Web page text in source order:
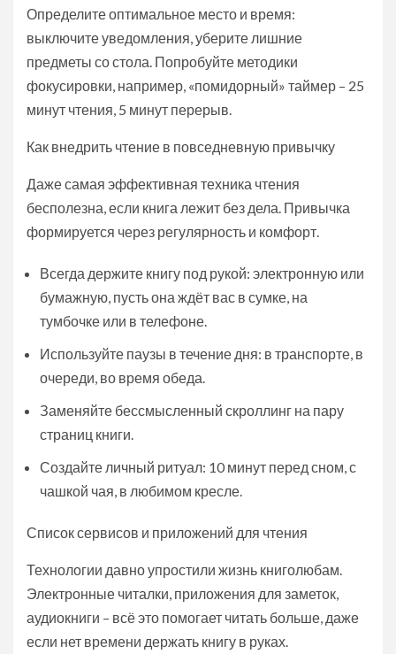
Определите оптимальное место и время:
выключите уведомления, уберите лишние
предметы со стола. Попробуйте методики
фокусировки, например, «помидорный» таймер – 25
минут чтения, 5 минут перерыв.
Как внедрить чтение в повседневную привычку
Даже самая эффективная техника чтения
бесполезна, если книга лежит без дела. Привычка
формируется через регулярность и комфорт.
Всегда держите книгу под рукой: электронную или
бумажную, пусть она ждёт вас в сумке, на
тумбочке или в телефоне.
Используйте паузы в течение дня: в транспорте, в
очереди, во время обеда.
Заменяйте бессмысленный скроллинг на пару
страниц книги.
Создайте личный ритуал: 10 минут перед сном, с
чашкой чая, в любимом кресле.
Список сервисов и приложений для чтения
Технологии давно упростили жизнь книголюбам.
Электронные читалки, приложения для заметок,
аудиокниги – всё это помогает читать больше, даже
если нет времени держать книгу в руках.